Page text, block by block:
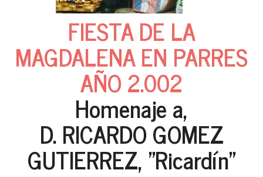
FIESTA DE LA
MAGDALENA EN PARRES
AÑO 2.002
Homenaje a,
D. RICARDO GOMEZ
GUTIERREZ, "Ricardín"